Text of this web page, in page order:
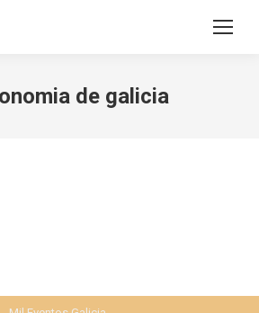
Search:
de galicia